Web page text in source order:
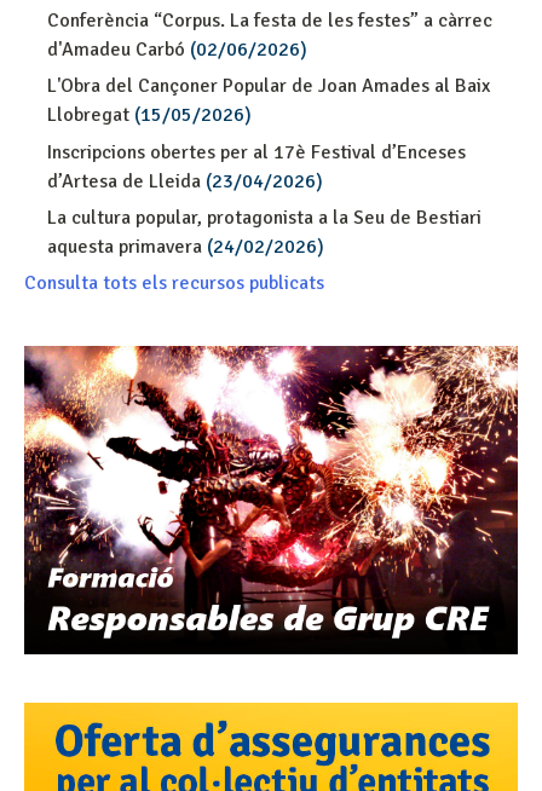
Conferència “Corpus. La festa de les festes” a càrrec
d'Amadeu Carbó (02/06/2026)
L'Obra del Cançoner Popular de Joan Amades al Baix
Llobregat (15/05/2026)
Inscripcions obertes per al 17è Festival d’Enceses
d’Artesa de Lleida (23/04/2026)
La cultura popular, protagonista a la Seu de Bestiari
aquesta primavera (24/02/2026)
Consulta tots els recursos publicats